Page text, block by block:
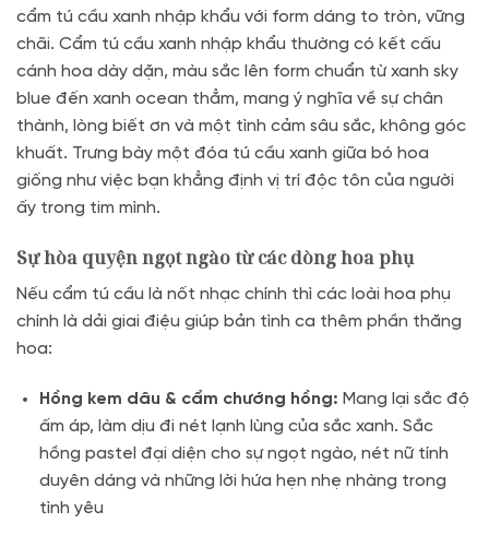
cẩm tú cầu xanh nhập khẩu với form dáng to tròn, vững
chãi. Cẩm tú cầu xanh nhập khẩu thường có kết cấu
cánh hoa dày dặn, màu sắc lên form chuẩn từ xanh sky
blue đến xanh ocean thẳm, mang ý nghĩa về sự chân
thành, lòng biết ơn và một tình cảm sâu sắc, không góc
khuất. Trưng bày một đóa tú cầu xanh giữa bó hoa
giống như việc bạn khẳng định vị trí độc tôn của người
ấy trong tim mình.
Sự hòa quyện ngọt ngào từ các dòng hoa phụ
Nếu cẩm tú cầu là nốt nhạc chính thì các loài hoa phụ
chính là dải giai điệu giúp bản tình ca thêm phần thăng
hoa:
Hồng kem dâu & cẩm chướng hồng: Mang lại sắc độ
ấm áp, làm dịu đi nét lạnh lùng của sắc xanh. Sắc
hồng pastel đại diện cho sự ngọt ngào, nét nữ tính
duyên dáng và những lời hứa hẹn nhẹ nhàng trong
tình yêu